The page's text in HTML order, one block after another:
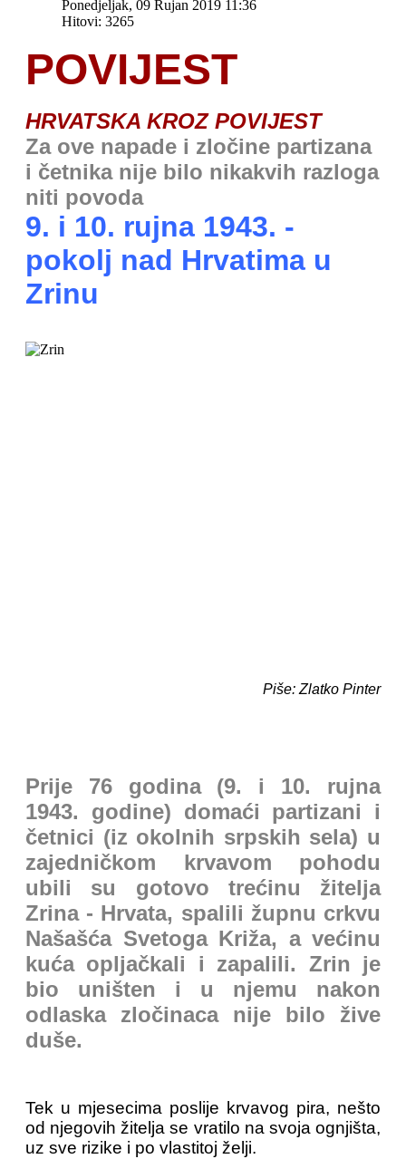
Ponedjeljak, 09 Rujan 2019 11:36
Hitovi: 3265
POVIJEST
HRVATSKA KROZ POVIJEST
Za ove napade i zločine partizana
i četnika nije bilo nikakvih razloga
niti povoda
9. i 10. rujna 1943. -
pokolj nad Hrvatima u
Zrinu
Piše: Zlatko Pinter
Prije 76 godina (9. i 10. rujna
1943. godine) domaći partizani i
četnici (iz okolnih srpskih sela) u
zajedničkom krvavom pohodu
ubili su gotovo trećinu žitelja
Zrina - Hrvata, spalili župnu crkvu
Našašća Svetoga Križa, a većinu
kuća opljačkali i zapalili. Zrin je
bio uništen i u njemu nakon
odlaska zločinaca nije bilo žive
duše.
Tek u mjesecima poslije krvavog pira, nešto
od njegovih žitelja se vratilo na svoja ognjišta,
uz sve rizike i po vlastitoj želji.